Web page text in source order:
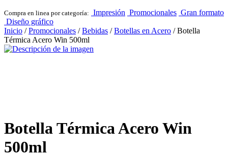
Compra en linea por categoría: Impresión Promocionales Gran formato
Diseño gráfico
Inicio /Promocionales /Bebidas /Botellas en Acero / Botella
Térmica Acero Win 500ml
Botella Térmica Acero Win
500ml